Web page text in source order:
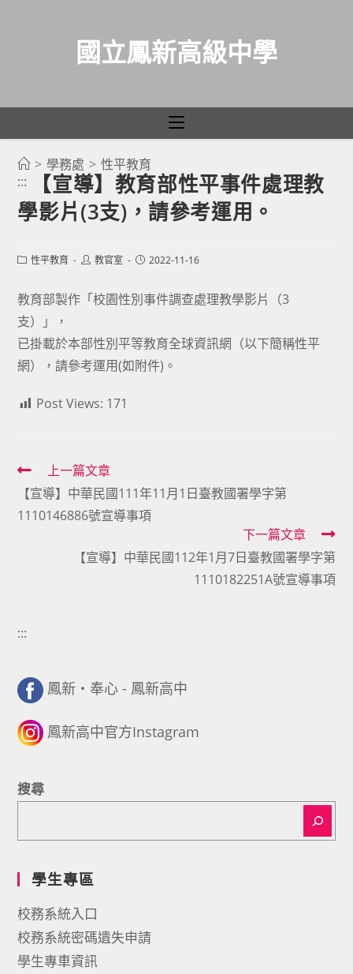
國立鳳新高級中學
> 學務處 > 性平教育
:::
【宣導】教育部性平事件處理教
學影片(3支)，請參考運用。
Post性平教育
Post教官室
Post2022-11-16
教育部製作「校園性別事件調查處理教學影片（3
支）」，
已掛載於本部性別平等教育全球資訊網（以下簡稱性平
網），請參考運用(如附件)。
Post Views: 171
Read
more
articles
上一篇文章
【宣導】中華民國111年11月1日臺教國署學字第
1110146886號宣導事項
下一篇文章
【宣導】中華民國112年1月7日臺教國署學字第
1110182251A號宣導事項
:::
鳳新・奉心 - 鳳新高中
鳳新高中官方Instagram
搜尋
學生專區
校務系統入口
校務系統密碼遺失申請
學生專車資訊